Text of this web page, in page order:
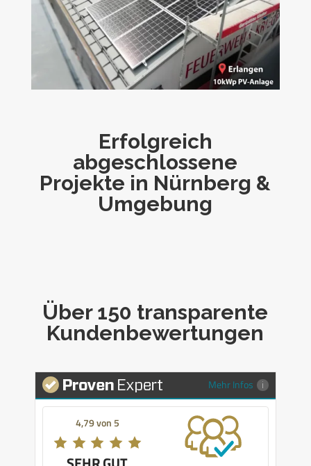
Erfolgreich
abgeschlossene
Projekte in Nürnberg &
Umgebung
Über 150 transparente
Kundenbewertungen
Mehr Infos
4,79 von 5